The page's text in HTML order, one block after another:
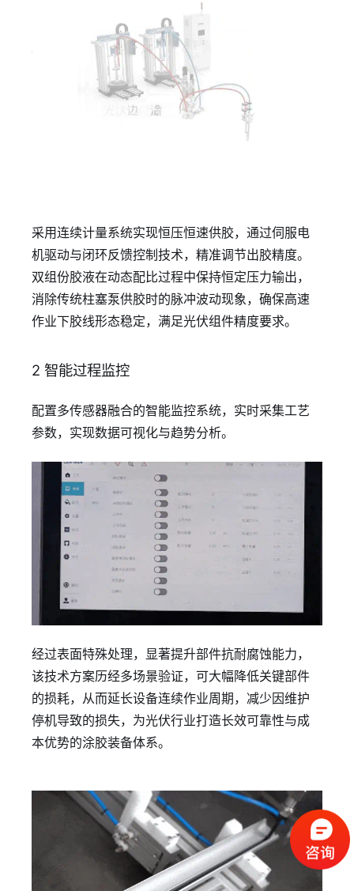
采用连续计量系统实现恒压恒速供胶，通过伺服电
机驱动与闭环反馈控制技术，精准调节出胶精度。
双组份胶液在动态配比过程中保持恒定压力输出，
消除传统柱塞泵供胶时的脉冲波动现象，确保高速
作业下胶线形态稳定，满足光伏组件精度要求。
2 智能过程监控
配置多传感器融合的智能监控系统，实时采集工艺
参数，实现数据可视化与趋势分析。
经过表面特殊处理，显著提升部件抗耐腐蚀能力，
该技术方案历经多场景验证，可大幅降低关键部件
的损耗，从而延长设备连续作业周期，减少因维护
停机导致的损失，为光伏行业打造长效可靠性与成
本优势的涂胶装备体系。